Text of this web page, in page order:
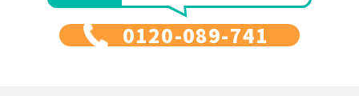
0120-089-741